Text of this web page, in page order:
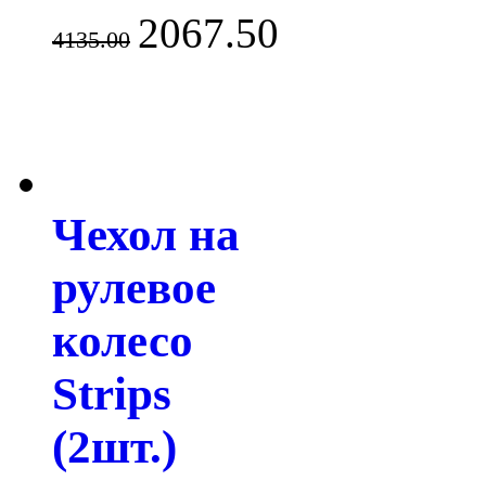
4135.00 2067.50
Чехол на
рулевое
колесо
Strips
(2шт.)